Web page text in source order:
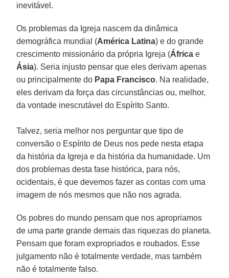
inevitável.
Os problemas da Igreja nascem da dinâmica
demográfica mundial (América Latina) e do grande
crescimento missionário da própria Igreja (Áfricae
Ásia). Seria injusto pensar que eles derivam apenas
ou principalmente do Papa Francisco. Na realidade,
eles derivam da força das circunstâncias ou, melhor,
da vontade inescrutável do Espírito Santo.
Talvez, seria melhor nos perguntar que tipo de
conversão o Espírito de Deus nos pede nesta etapa
da história da Igreja e da história da humanidade. Um
dos problemas desta fase histórica, para nós,
ocidentais, é que devemos fazer as contas com uma
imagem de nós mesmos que não nos agrada.
Os pobres do mundo pensam que nos apropriamos
de uma parte grande demais das riquezas do planeta.
Pensam que foram expropriados e roubados. Esse
julgamento não é totalmente verdade, mas também
não é totalmente falso.